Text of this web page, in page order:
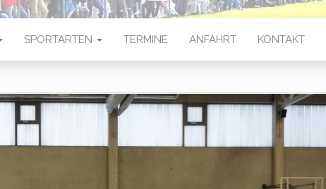
ALBACHTEN
SPORTARTEN TERMINE ANFAHRT KONTAKT